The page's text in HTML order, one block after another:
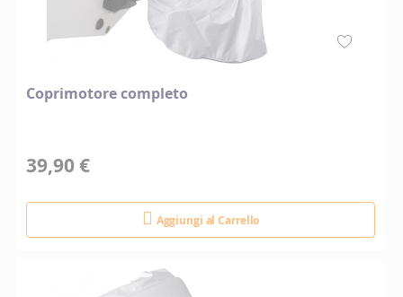
Coprimotore completo
39,90 €
Aggiungi al Carrello